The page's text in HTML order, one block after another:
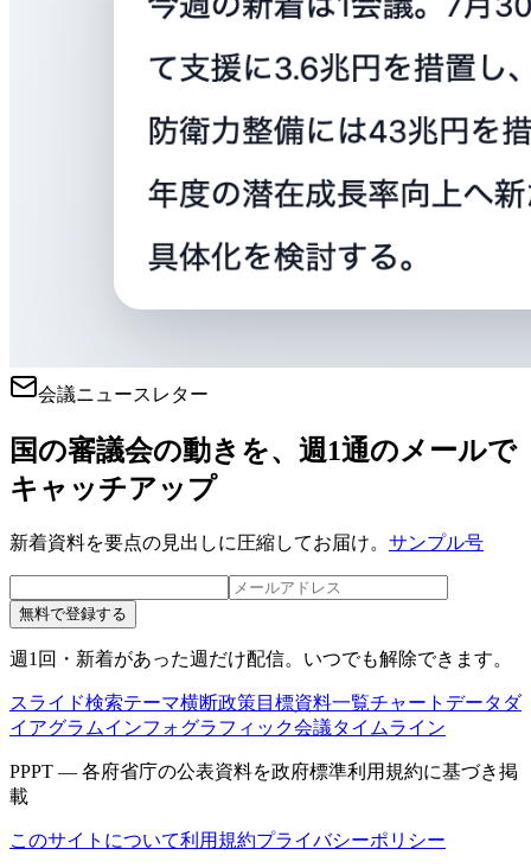
会議ニュースレター
国の審議会の動きを、週1通のメールで
キャッチアップ
新着資料を要点の見出しに圧縮してお届け。 サンプル号
無料で登録する
週1回・新着があった週だけ配信。いつでも解除できます。
スライド検索テーマ横断政策目標資料一覧チャートデータ ダ
イアグラムインフォグラフィック会議タイムライン
PPPT — 各府省庁の公表資料を政府標準利用規約に基づき掲
載
このサイトについて利用規約プライバシーポリシー